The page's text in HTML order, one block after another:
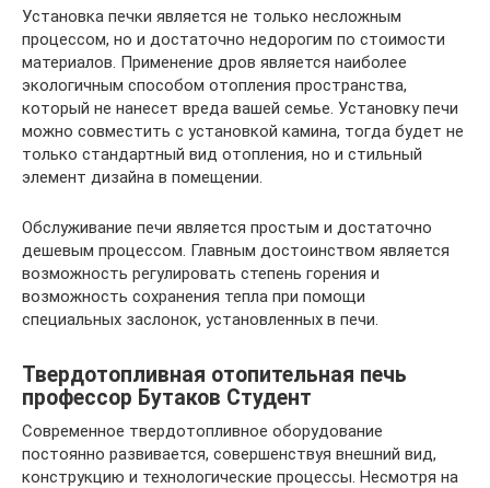
Установка печки является не только несложным
процессом, но и достаточно недорогим по стоимости
материалов. Применение дров является наиболее
экологичным способом отопления пространства,
который не нанесет вреда вашей семье. Установку печи
можно совместить с установкой камина, тогда будет не
только стандартный вид отопления, но и стильный
элемент дизайна в помещении.
Обслуживание печи является простым и достаточно
дешевым процессом. Главным достоинством является
возможность регулировать степень горения и
возможность сохранения тепла при помощи
специальных заслонок, установленных в печи.
Твердотопливная отопительная печь
профессор Бутаков Студент
Современное твердотопливное оборудование
постоянно развивается, совершенствуя внешний вид,
конструкцию и технологические процессы. Несмотря на